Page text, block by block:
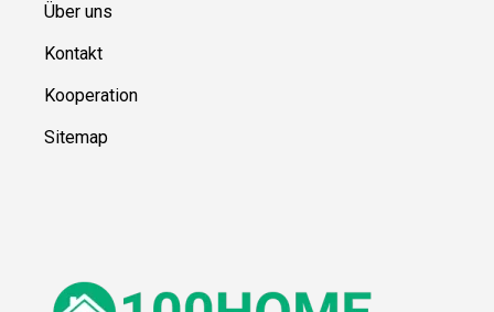
Über uns
Kontakt
Kooperation
Sitemap